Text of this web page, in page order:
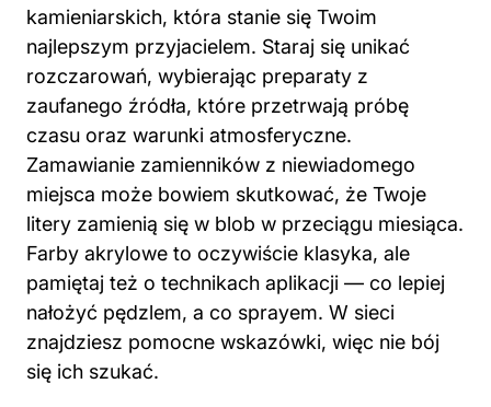
kamieniarskich, która stanie się Twoim
najlepszym przyjacielem. Staraj się unikać
rozczarowań, wybierając preparaty z
zaufanego źródła, które przetrwają próbę
czasu oraz warunki atmosferyczne.
Zamawianie zamienników z niewiadomego
miejsca może bowiem skutkować, że Twoje
litery zamienią się w blob w przeciągu miesiąca.
Farby akrylowe to oczywiście klasyka, ale
pamiętaj też o technikach aplikacji — co lepiej
nałożyć pędzlem, a co sprayem. W sieci
znajdziesz pomocne wskazówki, więc nie bój
się ich szukać.